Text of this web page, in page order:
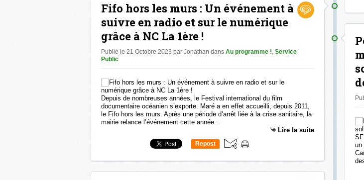
Fifo hors les murs : Un événement à
suivre en radio et sur le numérique
grâce à NC La 1ère !
Publié le 21 Octobre 2023 par Jonathan dans Au programme !, Service
Public
Depuis de nombreuses années, le Festival international du film
documentaire océanien s’exporte. Maré a en effet accueilli, depuis 2011,
le Fifo hors les murs. Après une période d’arrêt liée à la crise sanitaire, la
mairie relance l’événement cette année...
Lire la suite
Repost
un